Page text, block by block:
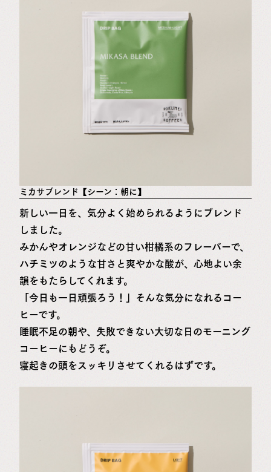
ミカサブレンド【シーン：朝に】
新しい一日を、気分よく始められるようにブレンド
しました。
みかんやオレンジなどの甘い柑橘系のフレーバーで、
ハチミツのような甘さと爽やかな酸が、心地よい余
韻をもたらしてくれます。
「今日も一日頑張ろう！」そんな気分になれるコー
ヒーです。
睡眠不足の朝や、失敗できない大切な日のモーニング
コーヒーにもどうぞ。
寝起きの頭をスッキリさせてくれるはずです。